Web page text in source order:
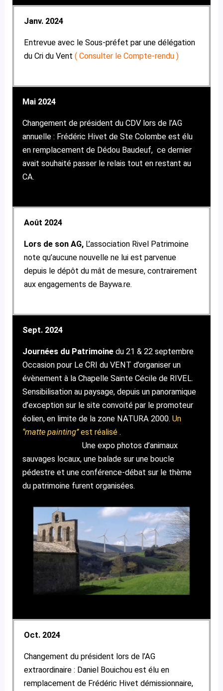
Janv. 2024
Entrevue avec le Sous-préfet par une délégation
du Cri du Vent(Consulter le Compte-rendu )
Mai 2024
Changement de président du CDV lors de l’AG
annuelle : Frédéric Hivet de Ste Colombe est élu
en remplacement de Dédou Baudeuf, ce dernier
avait souhaité passer le relais tout en restant au
CA.
Août 2024
Lors de son AG, L’association Rivel Patrimoine
note qu’aucune nouvelle ne lui est parvenue
depuis le dépôt du mât de mesure, contrairement
aux engagements de Baywa.re.
Sept. 2024
Journées du Patrimoine du 21 & 22 septembre
Occasion pour Le CRI du VENT d’organiser un
évènement à la Chapelle Sainte Cécile de RIVEL.
Sensibilisation au paysage, depuis un panoramique
d’exception sur le site convoité par le promoteur
éolien, en limite de la zone NATURA 2000.Un
‘’matte painting’’est réalisé .
Une expo photos d’animaux
sauvages locaux, une balade sur une boucle
pédestre et une conférence-débat sur le thème
du patrimoine furent organisées.
Oct. 2024
Changement du président lors de l’AG
extraordinaire : Daniel Bouichou est élu en
remplacement de Frédéric Hivet démissionnaire,